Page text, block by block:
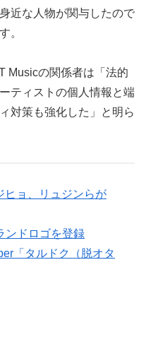
近な人物が関与したので
。
Musicの関係者は「法的
ティストの個人情報と端
対策も強化した」と明ら
ヒョ、リュジンらが
ンドロゴを登録
「タルドク（脱オタ